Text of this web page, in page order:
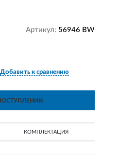
Артикул: 56946 BW
Добавить к сравнению
КОМПЛЕКТАЦИЯ